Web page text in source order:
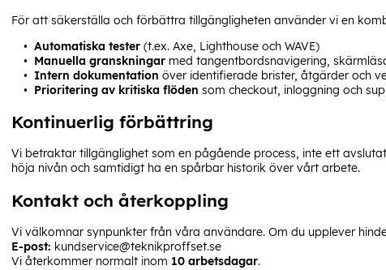
För att säkerställa och förbättra tillgängligheten använder vi en
Automatiska tester (t.ex. Axe, Lighthouse och WAVE)
Manuella granskningar med tangentbordsnavigering,
Intern dokumentation över identifierade brister, åtgärder och
Prioritering av kritiska flöden som checkout, inloggning och
Kontinuerlig förbättring
Vi betraktar tillgänglighet som en pågående process, inte ett
höja nivån och samtidigt ha en spårbar historik över vårt arbete.
Kontakt och återkoppling
Vi välkomnar synpunkter från våra användare. Om du upplever
E-post: kundservice@teknikproffset.se
Vi återkommer normalt inom 10 arbetsdagar.